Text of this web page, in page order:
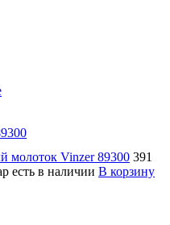
молоток Vinzer 89300 391
есть в наличии В корзину